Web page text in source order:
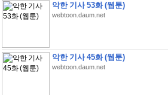
악한 기사 53화 (웹툰)
webtoon.daum.net
악한 기사 45화 (웹툰)
webtoon.daum.net